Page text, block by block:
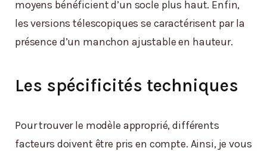
moyens bénéficient d’un socle plus haut. Enfin,
les versions télescopiques se caractérisent par la
présence d’un manchon ajustable en hauteur.
Les spécificités techniques
Pour trouver le modèle approprié, différents
facteurs doivent être pris en compte. Ainsi, je vous